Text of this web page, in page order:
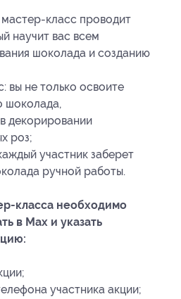
класс проводит
научит вас всем
шоколада и созданию
вы не только освоите
шоколада,
декорировании
роз;
участник заберет
ручной работы.
класса необходимо
в Мах и указать
участника акции;